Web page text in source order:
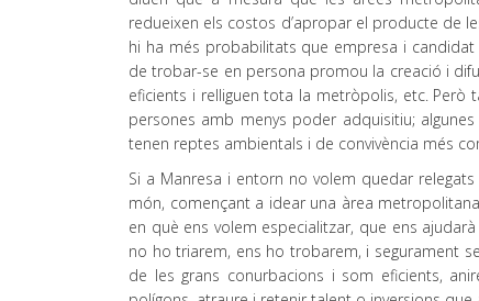
redueixen els costos d’apropar el producte de
hi ha més probabilitats que empresa i
de trobar-se en persona promou la creació i
eficients i relliguen tota la metròpolis, etc. Però
persones amb menys poder adquisitiu;
tenen reptes ambientals i de convivència més
Si a Manresa i entorn no volem quedar
món, començant a idear una àrea
en què ens volem especialitzar, que ens
no ho triarem, ens ho trobarem, i segurament
de les grans conurbacions i som eficients,